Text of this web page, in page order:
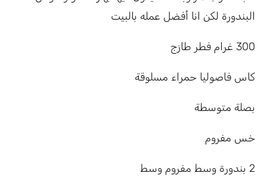
البندورة لكن انا أفضل عمله بالبيت
300 غرام فطر طازج
كاس فاصوليا حمراء مسلوقة
بصلة متوسطة
خس مفروم
2 بندورة وسط مفروم وسط